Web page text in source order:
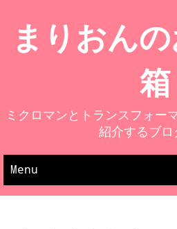
まりおん
箱
ミクロマンとトランスフォー
紹介するブロ
Menu